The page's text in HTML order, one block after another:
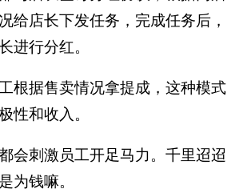
给店长下发任务，完成任务后，
进行分红。
根据售卖情况拿提成，这种模式
性和收入。
会刺激员工开足马力。千里迢迢
为钱嘛。